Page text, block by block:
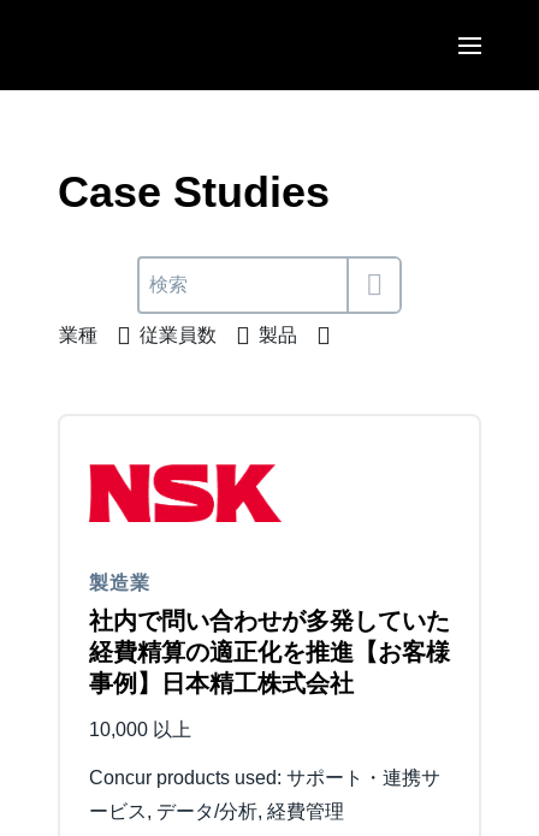
United States (English)
Canada (Français)
México (Español)
EUROPE
France (Français)
Deutschland (Deutsch)
Sweden (English)
Belgium (English)
España (Español)
ASIA PACIFIC
Australia (English)
Case Studies
業種 従業員数 製品
製造業
社内で問い合わせが多発していた
経費精算の適正化を推進【お客様
事例】日本精工株式会社
10,000 以上
Concur products used: サポート・連携サ
ービス, データ/分析, 経費管理